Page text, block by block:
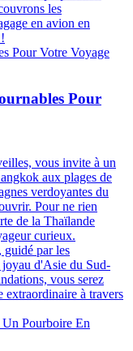
les
en avion en
Pour
vous invite à un
aux plages de
verdoyantes du
Pour ne rien
de la Thaïlande
curieux.
guidé par les
d'Asie du Sud-
vous serez
extraordinaire à travers